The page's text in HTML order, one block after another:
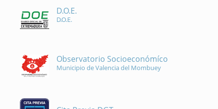
D.O.E.
D.O.E.
Observatorio Socioeconómíco
Municipio de Valencia del Mombuey